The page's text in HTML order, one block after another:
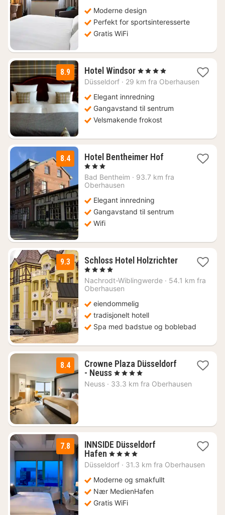
Moderne design
Perfekt for sportsinteresserte
Gratis WiFi
8.9 Hotel Windsor1
natt
761
kr.
, 4 Stjerner
Düsseldorf · 29 km fra Oberhausen
Elegant innredning
Gangavstand til sentrum
Velsmakende frokost
8.4 Hotel Bentheimer Hof1
fra
, 3 Stjerner
Bad Bentheim · 93.7 km fra
Oberhausen
Elegant innredning
Gangavstand til sentrum
Wifi
9.3
Schloss Hotel Holzrichter
1
natt
fra
kr.
, 4 Stjerner
Nachrodt-Wiblingwerde · 54.1 km fra
Oberhausen
eiendommelig
tradisjonelt hotell
Spa med badstue og boblebad
8.4
Crowne Plaza Düsseldorf
- Neuss2
netter
, 4 Stjerner
Neuss · 33.3 km fra Oberhausen
7.8
INNSIDE Düsseldorf
Hafen 2
netter
1213
kr.
, 4 Stjerner
Düsseldorf · 31.3 km fra Oberhausen
Moderne og smakfullt
Nær MedienHafen
Gratis WiFi